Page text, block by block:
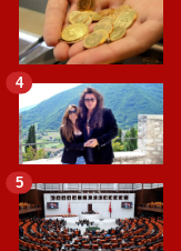
4
5